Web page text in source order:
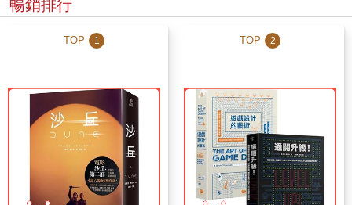
暢銷排行
TOP 1 TOP 2